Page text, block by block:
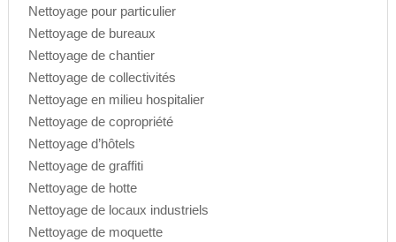
Nettoyage pour particulier
Nettoyage de bureaux
Nettoyage de chantier
Nettoyage de collectivités
Nettoyage en milieu hospitalier
Nettoyage de copropriété
Nettoyage d’hôtels
Nettoyage de graffiti
Nettoyage de hotte
Nettoyage de locaux industriels
Nettoyage de moquette